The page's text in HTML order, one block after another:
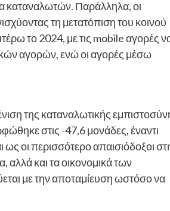
καταναλωτών. Παράλληλα, οι
τη μετατόπιση του κοινού
το 2024, με τις mobile αγορές
αγορών, ενώ οι αγορές μέσω
της καταναλωτικής
στις -47,6 μονάδες, έναντι
οι περισσότερο απαισιόδοξοι
αλλά και τα οικονομικά των
με την αποταμίευση ωστόσο να